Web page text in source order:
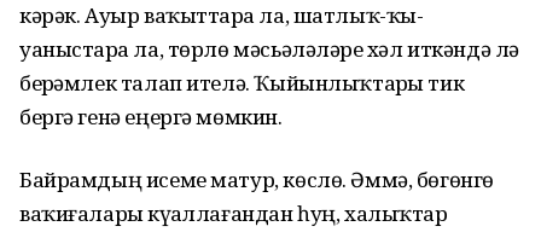
кәрәк. Ауыр ваҡыттарҙа ла, шатлыҡ-ҡы­
уаныстарҙа ла, төрлө мәсьәләләрҙе хәл иткәндә лә
берҙәмлек талап ителә. Ҡыйынлыҡтарҙы тик
бергә генә еңергә мөмкин.
Байрамдың исеме матур, көслө. Әммә, бөгөнгө
ваҡиғаларҙы күҙаллағандан һуң, халыҡтар